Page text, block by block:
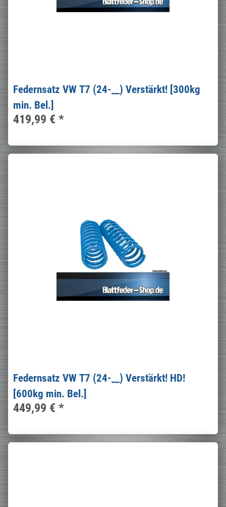
Federnsatz VW T7 (24-__) Verstärkt! [300kg
min. Bel.]
419,99 € *
Federnsatz VW T7 (24-__) Verstärkt! HD!
[600kg min. Bel.]
449,99 € *